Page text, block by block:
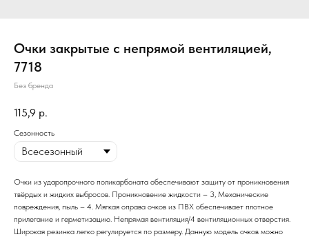
Очки закрытые с непрямой вентиляцией,
7718
Без бренда
115,9 р.
Сезонность
Очки из ударопрочного поликарбоната обеспечивают защиту от проникновения
твёрдых и жидких выбросов. Проникновение жидкости – 3, Механические
повреждения, пыль – 4. Мягкая оправа очков из ПВХ обеспечивает плотное
прилегание и герметизацию. Непрямая вентиляция/4 вентиляционных отверстия.
Широкая резинка легко регулируется по размеру. Данную модель очков можно